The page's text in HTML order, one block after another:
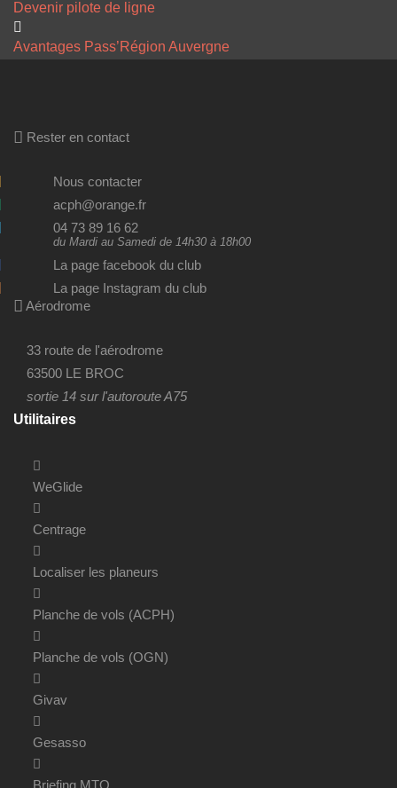
Devenir pilote de ligne
Avantages Pass’Région Auvergne
Rester en contact
Nous contacter
acph@orange.fr
04 73 89 16 62
du Mardi au Samedi de 14h30 à 18h00
La page facebook du club
La page Instagram du club
Aérodrome
33 route de l'aérodrome
63500 LE BROC
sortie 14 sur l'autoroute A75
Utilitaires
WeGlide
Centrage
Localiser les planeurs
Planche de vols (ACPH)
Planche de vols (OGN)
Givav
Gesasso
Briefing MTO